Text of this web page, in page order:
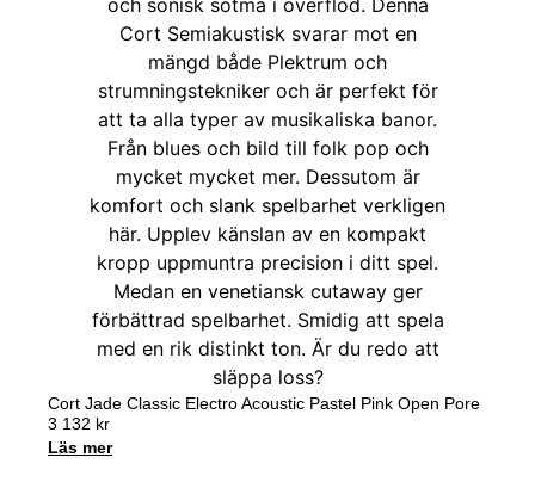
Cort Jade Classic Electro Acoustic Pastel Pink Open Pore
3 132 kr
Läs mer